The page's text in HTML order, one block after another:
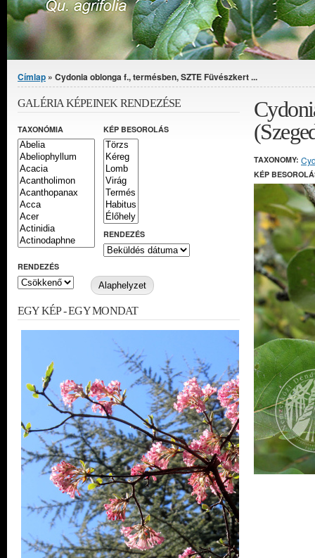
Jelenlegi hely
Címlap » Cydonia oblonga f., termésben, SZTE Füvészkert ...
TAXONOMY:
KÉP
GALÉRIA KÉPEINEK RENDEZÉSE
TAXONÓMIA KÉP BESOROLÁS
RENDEZÉS
RENDEZÉS
EGY KÉP - EGY MONDAT